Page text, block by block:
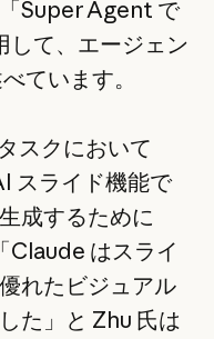
Super Agent で
して、エージェン
ています。
スクにおいて
スライド機能で
成するために
Claude はスライ
れたビジュアル
た」と Zhu 氏は